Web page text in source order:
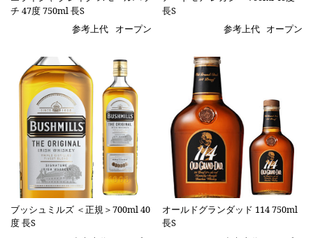
チ 47度 750ml 長S
参考上代
オープン
長S
参考上代 オープン
ブッシュミルズ ＜正規＞700ml 40
度 長S
オールドグランダッド 114 750ml
長S